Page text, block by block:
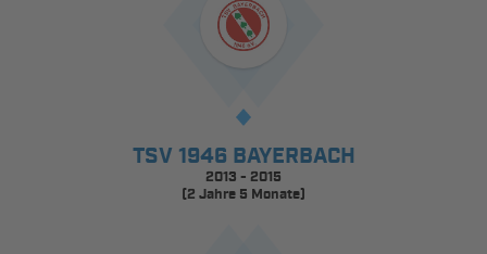
TSV 1946 BAYERBACH
2013 - 2015
(2 Jahre 5 Monate)